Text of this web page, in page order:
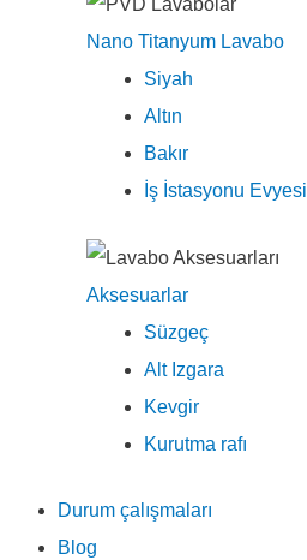
Nano Titanyum Lavabo
Siyah
Altın
Bakır
İş İstasyonu Evyesi
Aksesuarlar
Süzgeç
Alt Izgara
Kevgir
Kurutma rafı
Durum çalışmaları
Blog